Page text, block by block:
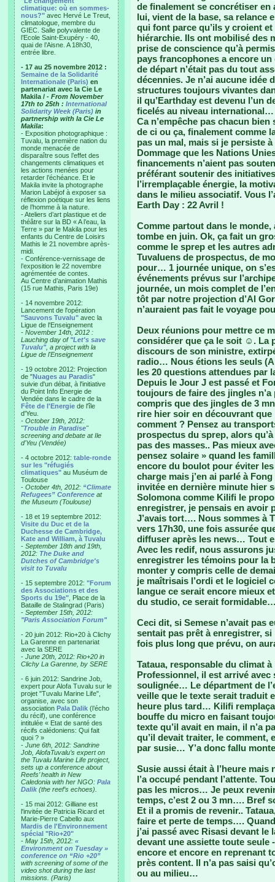
climatique: où en sommes-
nous?" avec Hervé Le Treut,
climatologue, membre du
GIEC. Salle polyvalente de
l’Ecole Saint-Exupéry - 40,
quai de l’Aisne. A 18h30,
entrée libre.
- 17 au 25 novembre 2012 :
Semaine de la Solidarité
Internationale (Paris) en
partenariat avec la Cie Le
Makila / - From November
17th to 25th : International
Solidarity Week (Paris) in
partnership with la Cie Le
Makila:
- Exposition photographique :
Tuvalu, la première nation du
monde menacée de
disparaître sous l’effet des
changements climatiques et
les actions menées pour
retarder l’échéance. Et le
Makila invite la photographe
Marion Labéjof à exposer sa
réflexion poétique sur les liens
de l’homme à la nature.
- Ateliers d’art plastique et de
théâtre sur la BD « A l’eau, la
Terre » par le Makila pour les
enfants du Centre de Loisirs
Mathis le 21 novembre après-
midi.
- Conférence-vernissage de
l’exposition le 22 novembre
agrémentée de contes.
Au Centre d’animation Mathis
(15 rue Mathis, Paris 19e)
- 14 novembre 2012:
Lancement de l'opération
"Sauvons Tuvalu" avec la
Ligue de l'Enseignement
- November 14th, 2012 :
Lauching day of "Let's save
Tuvalu", a project with la
Ligue de l'Enseignement
- 19 octobre 2012: Projection
de "Nuages au Paradis"
suivie d'un débat, à l'initiative
du Point Info Energie de
Vendée dans le cadre de la
Fête de l'Energie de l'île
d'Yeu.
- October 19th, 2012:
"Trouble in Paradise"
screening and debate at Ile
d'Yeu (Vendée)
- 4 octobre 2012: table-ronde
sur les "réfugiés
climatiques" au Muséum de
Toulouse
- October 4th, 2012: “Climate
Refugees” Conference at
the Museum (Toulouse)
- 18 et 19 septembre 2012:
Visite du Duc et de la
Duchesse de Cambridge,
Kate and William, à Tuvalu
- September 18th and 19th,
2012: The Duke and
Dutches of Cambridge's
visit to Tuvalu
- 15 septembre 2012: "Forum
des Associations et des
Sports du 19e" , Place de la
Bataille de Stalingrad (Paris)
- September 15th, 2012:
"Paris Association Forum"
- 20 juin 2012: Rio+20 à Clichy
La Garenne en partenariat
avec la SERE
- June 20th, 2012: Rio+20 in
Clichy La Garenne, by SERE
- 6 juin 2012: Sandrine Job,
expert pour Alofa Tuvalu sur le
projet "Tuvalu Marine Life",
organise, avec son
association Pala Dalik (l’écho
du récif), une conférence
intitulée « Etat de santé des
récifs calédoniens: Qui fait
quoi ? »
- June 6th, 2012: Sandrine
Job, AlofaTuvalu’s expert on
the Tuvalu Marine Life project,
sets up a conference about
Reefs’ health in New
Caledonia with her NGO: Pala
Dalik (the reef’s echoes).
- 15 mai 2012: Gilliane est
l'invitée de Patricia Ricard et
Marie-Pierre Cabello aux
Mardis de l'Environnement
spécial "Rio+20"
- May 15th, 2012: «
Environment on Tuesday »
conference on “Rio +20”
with screening of some of the
video shot during the last
missions. (Paris)
de finalement se concrétiser
lui, vient de la base, sa relance
qui font parce qu’ils y croient
hiérarchie. Ils ont mobilisé des
prise de conscience qu’à
pays francophones a encore
de départ n’était pas du tout
décennies. Je n’ai aucune
structures toujours vivantes
il qu’Earthday est devenu l’un
ficelés au niveau international…
Ca n’empêche pas chacun
de ci ou ça, finalement comme
pas un mal, mais si je persiste
Dommage que les Nations
financements n’aient pas
préférant soutenir des
l’irremplaçable énergie, la
dans le milieu associatif. Vous
Earth Day : 22 Avril !
Comme partout dans le monde,
tombe en juin. Ok, ça fait un
comme le sprep et les autres
Tuvaluens de prospectus, de
pour… 1 journée unique, on
événements prévus sur
journée, un mois complet de
tôt par notre projection d’Al
n’auraient pas fait le voyage
Deux réunions pour mettre ce
considérer que ça le soit ☺. La
discours de son ministre,
radio… Nous étions les seuls
les 20 questions attendues
Depuis le Jour J est passé et
toujours de faire des jingles
compris que des jingles de 3
rire hier soir en découvrant
comment ? Pensez au
prospectus du sprep, alors
pas des masses.. Pas mieux
pensez solaire » quand les
encore du boulot pour éviter
charge mais j’en ai parlé à
invitée en dernière minute hier
Solomona comme Kilifi le
enregistrer, je pensais en avoir
J’avais tort…. Nous sommes à
vers 17h30, une fois assurée
diffuser après les news… Tout
Avec les redif, nous assurons
enregistrer les témoins pour la
monter y compris celle de
je maîtrisais l’ordi et le logiciel
langue ce serait encore mieux
du studio, ce serait
Ceci dit, si Semese n’avait pas
sentait pas prêt à enregistrer, si
fois plus long que prévu, on
Tataua, responsable du climat
Professionnel, il est arrivé
soulignée… Le départment de
veille que le texte serait traduit
heure plus tard… Kilifi
bouffe du micro en faisant
texte qu’il avait en main, il n’a
qu’il devait traiter, le comment,
par susie… Y’a donc fallu
Susie aussi était à l’heure mais
l’a occupé pendant l’attente.
pas les micros… Je peux
temps, c’est 2 ou 3 mn…. Bref
Et il a promis de revenir..
faire et perte de temps….
j’ai passé avec Risasi devant
devant une assiette toute seule
encore et encore en reprenant
près content. Il n’a pas saisi
ou au milieu…